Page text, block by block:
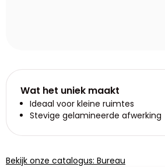
Wat het uniek maakt
Ideaal voor kleine ruimtes
Stevige gelamineerde afwerking
Bekijk onze catalogus: Bureau